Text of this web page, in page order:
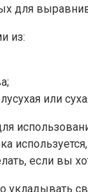
для
из:
или
если вы